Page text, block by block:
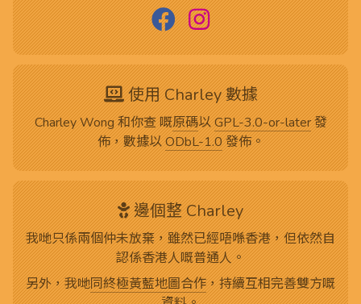
使用 Charley 數據
Charley Wong 和你查 嘅原碼以GPL-3.0-or-later發
佈，數據以ODbL-1.0發佈。
邊個整 Charley
我哋只係兩個仲未放棄，雖然已經唔喺香港，但依然自
認係香港人嘅普通人。
另外，我哋同終極黃藍地圖合作，持續互相完善雙方嘅